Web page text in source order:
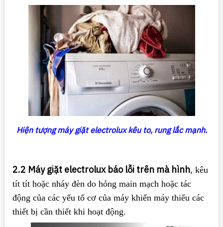
Hiện tượng máy giặt electrolux kêu to, rung lắc mạnh.
2.2 Máy giặt electrolux báo lỗi trên mà hình, kêu
tít tít hoặc nháy đèn do hỏng main mạch hoặc tác
động của các yếu tố cơ của máy khiến máy thiếu các
thiết bị cần thiết khi hoạt động.